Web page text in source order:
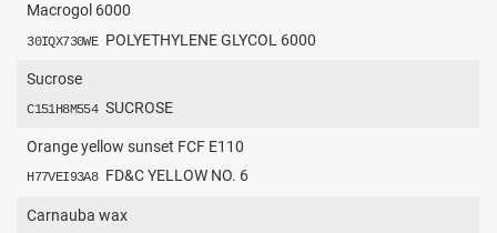
Macrogol 6000
30IQX730WE POLYETHYLENE GLYCOL 6000
Sucrose
C151H8M554 SUCROSE
Orange yellow sunset FCF E110
H77VEI93A8 FD&C YELLOW NO. 6
Carnauba wax